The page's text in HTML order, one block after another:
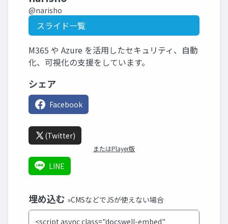
@narisho
スライド一覧
M365 や Azure を活用したセキュリティ、自動
化、可視化の支援をしています。
シェア
Facebook
(Twitter)
またはPlayer版
LINE
埋め込む »CMSなどでJSが使えない場合